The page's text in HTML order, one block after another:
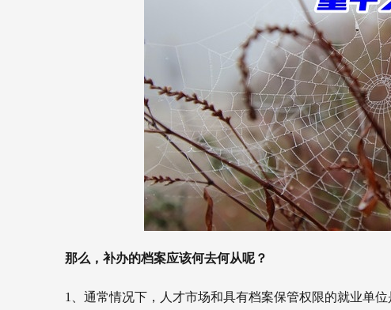
那么，补办的档案应该何去何从呢？
1、通常情况下，人才市场和具有档案保管权限的就业单